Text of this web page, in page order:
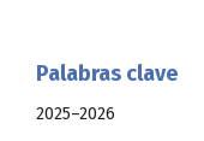
Palabras clave
2025–2026